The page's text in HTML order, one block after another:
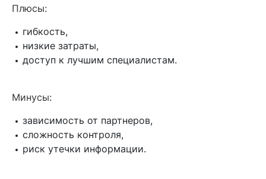
Плюсы:
гибкость,
низкие затраты,
доступ к лучшим специалистам.
Минусы:
зависимость от партнеров,
сложность контроля,
риск утечки информации.